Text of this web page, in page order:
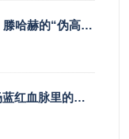
曼联vs切尔西直播复盘：滕哈赫的“伪高位”与波切蒂诺的“无锋阵”，谁更拧巴？
切尔西对阵利物浦，一场蓝红血脉里的恩怨与忠诚